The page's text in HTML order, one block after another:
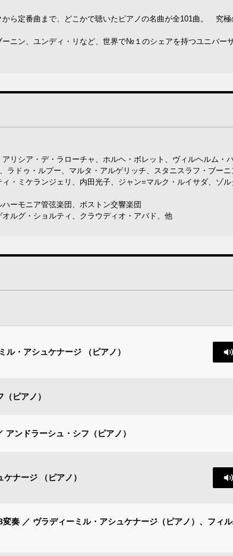
ら定番曲まで、どこかで聴いたピアノの名曲が全101曲。 究
ニン、ユンディ・リなど、世界で№１のシェアを持つユニバー
リシア・デ・ラローチャ、ホルヘ・ボレット、ヴィルヘルム・
ドゥ・ルプー、マルタ・アルゲリッチ、スタニスラフ・ブー
・ミケランジェリ、内田光子、ジャン=マルク・ルイサダ、ゾ
ーモニア管弦楽団、ボストン交響楽団
ルグ・ショルティ、クラウディオ・アバド、他
・アシュケナージ （ピアノ）
ピアノ）
ンドラーシュ・シフ（ピアノ）
ナージ （ピアノ）
奏 ／ ヴラディーミル・アシュケナージ（ピアノ）、フィ